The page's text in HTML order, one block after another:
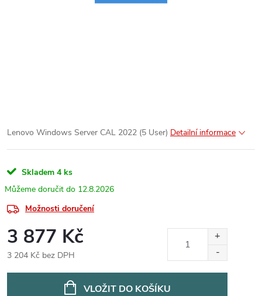
Lenovo Windows Server CAL 2022 (5 User) Detailní informace
Skladem 4 ks
12.8.2026
Možnosti doručení
3 877 Kč
3 204 Kč bez DPH
VLOŽIT DO KOŠÍKU